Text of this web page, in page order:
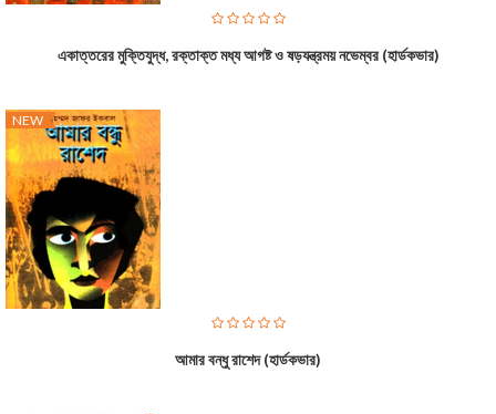
একাত্তরের মুক্তিযুদ্ধ, রক্তাক্ত মধ্য আগষ্ট ও ষড়যন্ত্রময় নভেম্বর (হার্ডকভার)
NEW
আমার বন্ধু রাশেদ (হার্ডকভার)